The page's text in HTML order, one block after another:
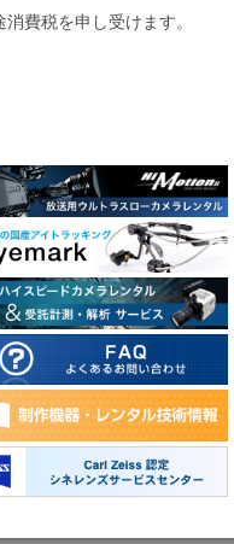
費税を申し受けます。